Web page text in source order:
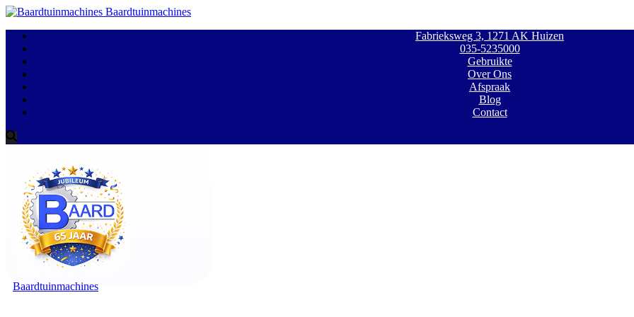
Baardtuinmachines
Fabrieksweg 3, 1271 AK Huizen
035-5235000
Gebruikte
Over Ons
Afspraak
Blog
Contact
Baardtuinmachines